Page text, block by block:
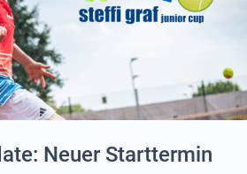
Neuer Starttermin